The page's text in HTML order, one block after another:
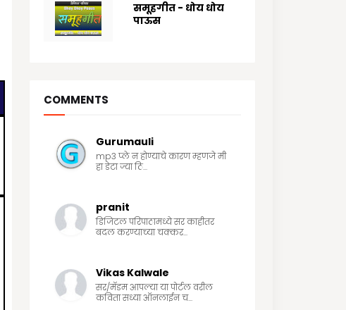
समूहगीत - धोय धोय
पाऊस
COMMENTS
Gurumauli
mp3 प्ले न होण्याचे कारण म्हणजे मी
हा डेटा ज्या ठि...
pranit
डिजिटल परिपाठामध्ये सर काहीतर
बदल करण्याच्या चक्कर...
Vikas Kalwale
सर/मॅडम आपल्या या पोर्टल वरील
कविता सध्या ऑनलाईन च...